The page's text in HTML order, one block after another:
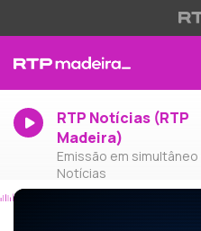
RTP Notícias (RTP
Madeira)
Emissão em simultâneo
Notícias